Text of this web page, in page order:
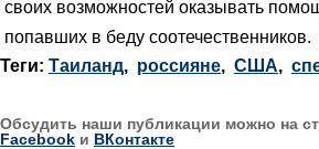
своих возможностей оказывать
попавших в беду соотечественников.
Теги: Таиланд, россияне, США,
Обсудить наши публикации можно на
Facebook и ВКонтакте